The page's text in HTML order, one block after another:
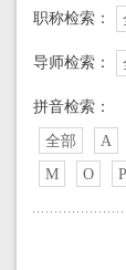
职称检索：
导师检索：
拼音检索：
全部 A
M
O P